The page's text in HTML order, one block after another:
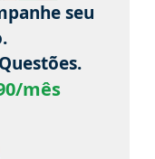
seu
mês